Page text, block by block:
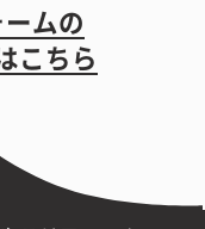
ムの
こちら